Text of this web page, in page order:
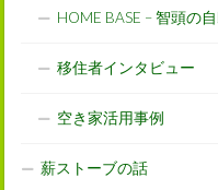
HOME BASE – 智頭の
移住者インタビュー
空き家活用事例
薪ストーブの話